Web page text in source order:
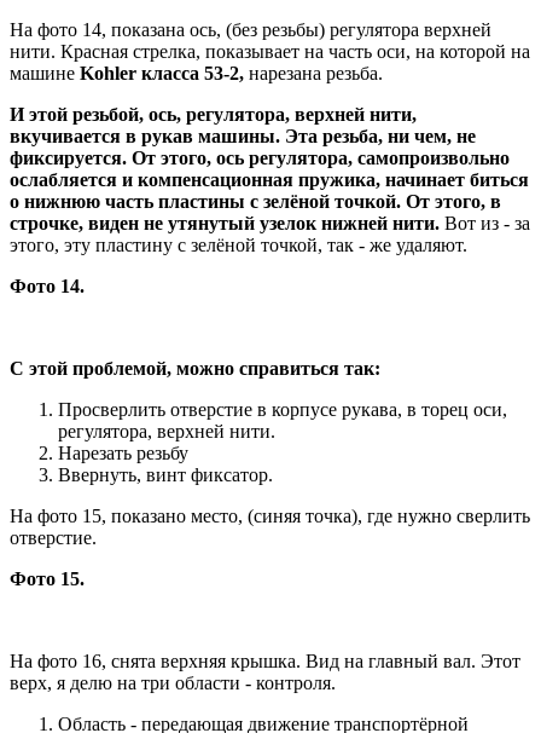
На фото 14, показана ось, (без резьбы) регулятора верхней
нити. Красная стрелка, показывает на часть оси, на которой на
машине Kohler класса 53-2, нарезана резьба.
И этой резьбой, ось, регулятора, верхней нити,
вкучивается в рукав машины. Эта резьба, ни чем, не
фиксируется. От этого, ось регулятора, самопроизвольно
ослабляется и компенсационная пружика, начинает биться
о нижнюю часть пластины с зелёной точкой. От этого, в
строчке, виден не утянутый узелок нижней нити. Вот из - за
этого, эту пластину с зелёной точкой, так - же удаляют.
Фото 14.
С этой проблемой, можно справиться так:
Просверлить отверстие в корпусе рукава, в торец оси,
регулятора, верхней нити.
Нарезать резьбу
Ввернуть, винт фиксатор.
На фото 15, показано место, (синяя точка), где нужно сверлить
отверстие.
Фото 15.
На фото 16, снята верхняя крышка. Вид на главный вал. Этот
верх, я делю на три области - контроля.
Область - передающая движение транспортёрной